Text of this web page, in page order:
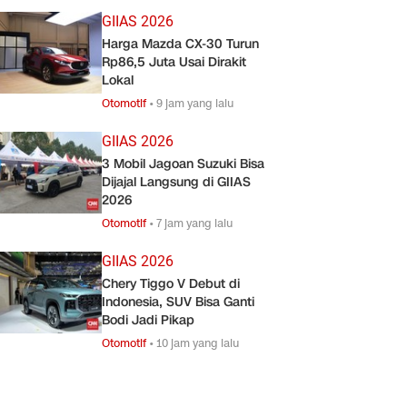
GIIAS 2026
Harga Mazda CX-30 Turun
Rp86,5 Juta Usai Dirakit
Lokal
Otomotif•9 jam yang lalu
GIIAS 2026
3 Mobil Jagoan Suzuki Bisa
Dijajal Langsung di GIIAS
2026
Otomotif•7 jam yang lalu
GIIAS 2026
Chery Tiggo V Debut di
Indonesia, SUV Bisa Ganti
Bodi Jadi Pikap
Otomotif•10 jam yang lalu